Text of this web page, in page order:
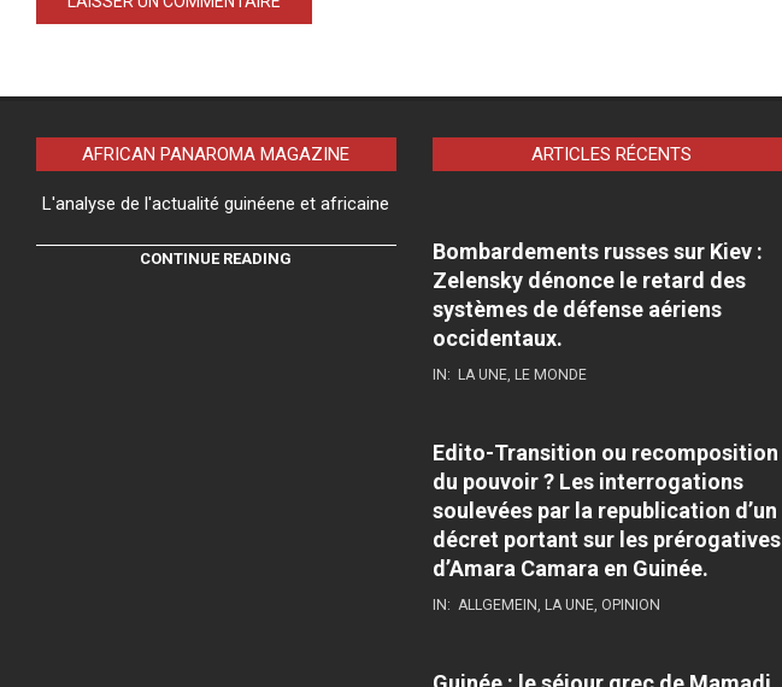
AFRICAN PANAROMA MAGAZINE
L'analyse de l'actualité guinéene et africaine
CONTINUE READING
ARTICLES RÉCENTS
Bombardements russes sur Kiev :
Zelensky dénonce le retard des
systèmes de défense aériens
occidentaux.
IN: LA UNE, LE MONDE
Edito-Transition ou recomposition
du pouvoir ? Les interrogations
soulevées par la republication d’un
décret portant sur les prérogatives
d’Amara Camara en Guinée.
IN: ALLGEMEIN LA UNE, OPINION